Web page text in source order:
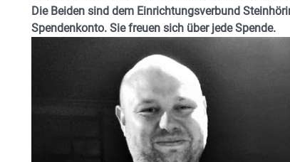
Die Beiden sind dem Einrichtungsverbund
Spendenkonto. Sie freuen sich über jede Spende.